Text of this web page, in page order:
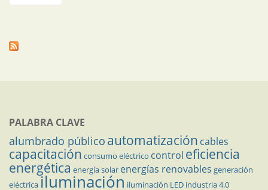
PALABRA CLAVE
alumbrado público automatización cables
capacitación consumo eléctrico control eficiencia
energética energía solar energías renovables generación
eléctricailuminación iluminación LED industria 4.0